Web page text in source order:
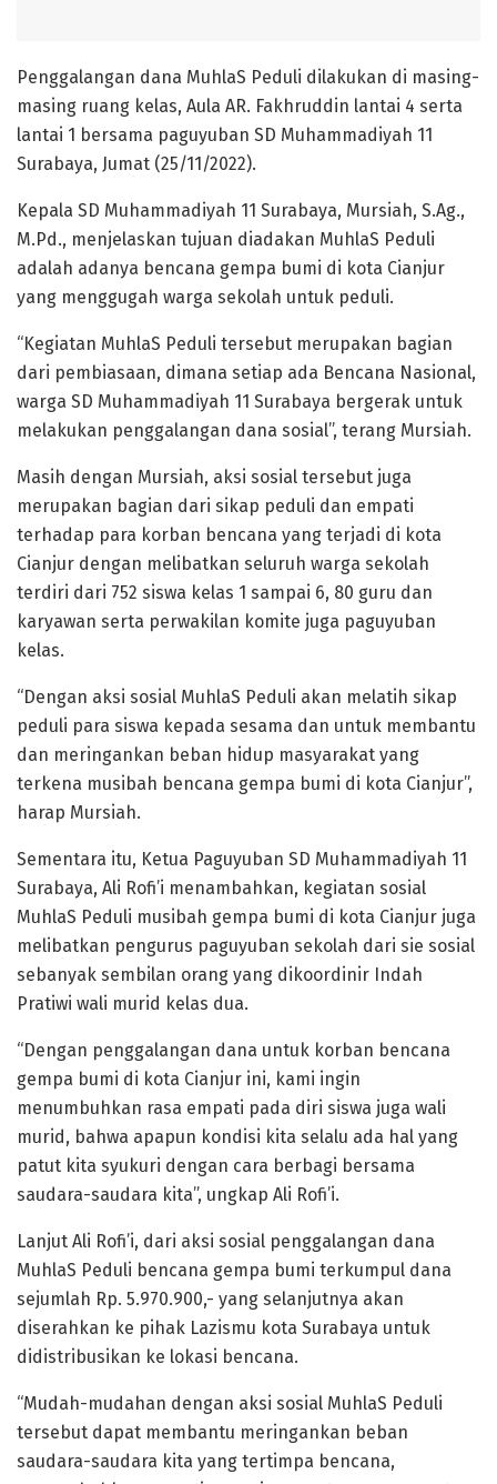
Penggalangan dana MuhlaS Peduli dilakukan di masing-
masing ruang kelas, Aula AR. Fakhruddin lantai 4 serta
lantai 1 bersama paguyuban SD Muhammadiyah 11
Surabaya, Jumat (25/11/2022).
Kepala SD Muhammadiyah 11 Surabaya, Mursiah, S.Ag.,
M.Pd., menjelaskan tujuan diadakan MuhlaS Peduli
adalah adanya bencana gempa bumi di kota Cianjur
yang menggugah warga sekolah untuk peduli.
“Kegiatan MuhlaS Peduli tersebut merupakan bagian
dari pembiasaan, dimana setiap ada Bencana Nasional,
warga SD Muhammadiyah 11 Surabaya bergerak untuk
melakukan penggalangan dana sosial”, terang Mursiah.
Masih dengan Mursiah, aksi sosial tersebut juga
merupakan bagian dari sikap peduli dan empati
terhadap para korban bencana yang terjadi di kota
Cianjur dengan melibatkan seluruh warga sekolah
terdiri dari 752 siswa kelas 1 sampai 6, 80 guru dan
karyawan serta perwakilan komite juga paguyuban
kelas.
“Dengan aksi sosial MuhlaS Peduli akan melatih sikap
peduli para siswa kepada sesama dan untuk membantu
dan meringankan beban hidup masyarakat yang
terkena musibah bencana gempa bumi di kota Cianjur”,
harap Mursiah.
Sementara itu, Ketua Paguyuban SD Muhammadiyah 11
Surabaya, Ali Rofi’i menambahkan, kegiatan sosial
MuhlaS Peduli musibah gempa bumi di kota Cianjur juga
melibatkan pengurus paguyuban sekolah dari sie sosial
sebanyak sembilan orang yang dikoordinir Indah
Pratiwi wali murid kelas dua.
“Dengan penggalangan dana untuk korban bencana
gempa bumi di kota Cianjur ini, kami ingin
menumbuhkan rasa empati pada diri siswa juga wali
murid, bahwa apapun kondisi kita selalu ada hal yang
patut kita syukuri dengan cara berbagi bersama
saudara-saudara kita”, ungkap Ali Rofi’i.
Lanjut Ali Rofi’i, dari aksi sosial penggalangan dana
MuhlaS Peduli bencana gempa bumi terkumpul dana
sejumlah Rp. 5.970.900,- yang selanjutnya akan
diserahkan ke pihak Lazismu kota Surabaya untuk
didistribusikan ke lokasi bencana.
“Mudah-mudahan dengan aksi sosial MuhlaS Peduli
tersebut dapat membantu meringankan beban
saudara-saudara kita yang tertimpa bencana,